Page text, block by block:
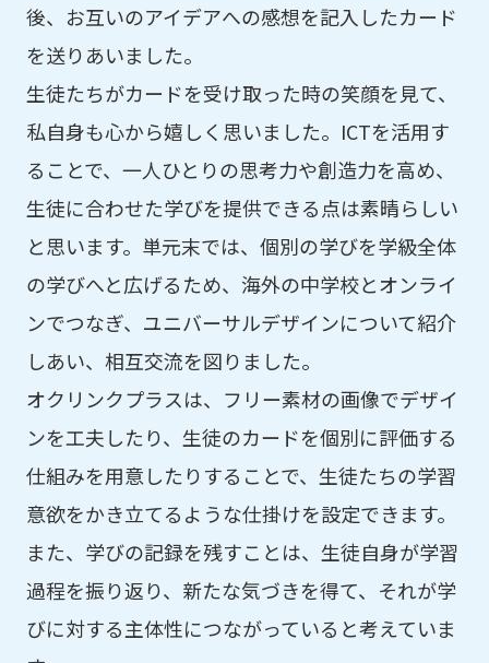
後、お互いのアイデアへの感想を記入したカード
を送りあいました。
生徒たちがカードを受け取った時の笑顔を見て、
私自身も心から嬉しく思いました。ICTを活用す
ることで、一人ひとりの思考力や創造力を高め、
生徒に合わせた学びを提供できる点は素晴らしい
と思います。単元末では、個別の学びを学級全体
の学びへと広げるため、海外の中学校とオンライ
ンでつなぎ、ユニバーサルデザインについて紹介
しあい、相互交流を図りました。
オクリンクプラスは、フリー素材の画像でデザイ
ンを工夫したり、生徒のカードを個別に評価する
仕組みを用意したりすることで、生徒たちの学習
意欲をかき立てるような仕掛けを設定できます。
また、学びの記録を残すことは、生徒自身が学習
過程を振り返り、新たな気づきを得て、それが学
びに対する主体性につながっていると考えていま